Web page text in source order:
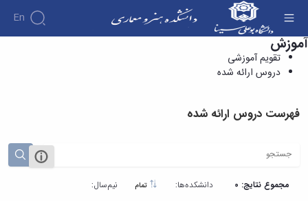
En
دروس ارائه شده - دانشکده هنر و معماری
آموزش
تقویم آموزشی
دروس ارائه شده
فهرست دروس ارائه شده
مجموع نتایج: 0 دانشکده‌ها: نیم‌سال: